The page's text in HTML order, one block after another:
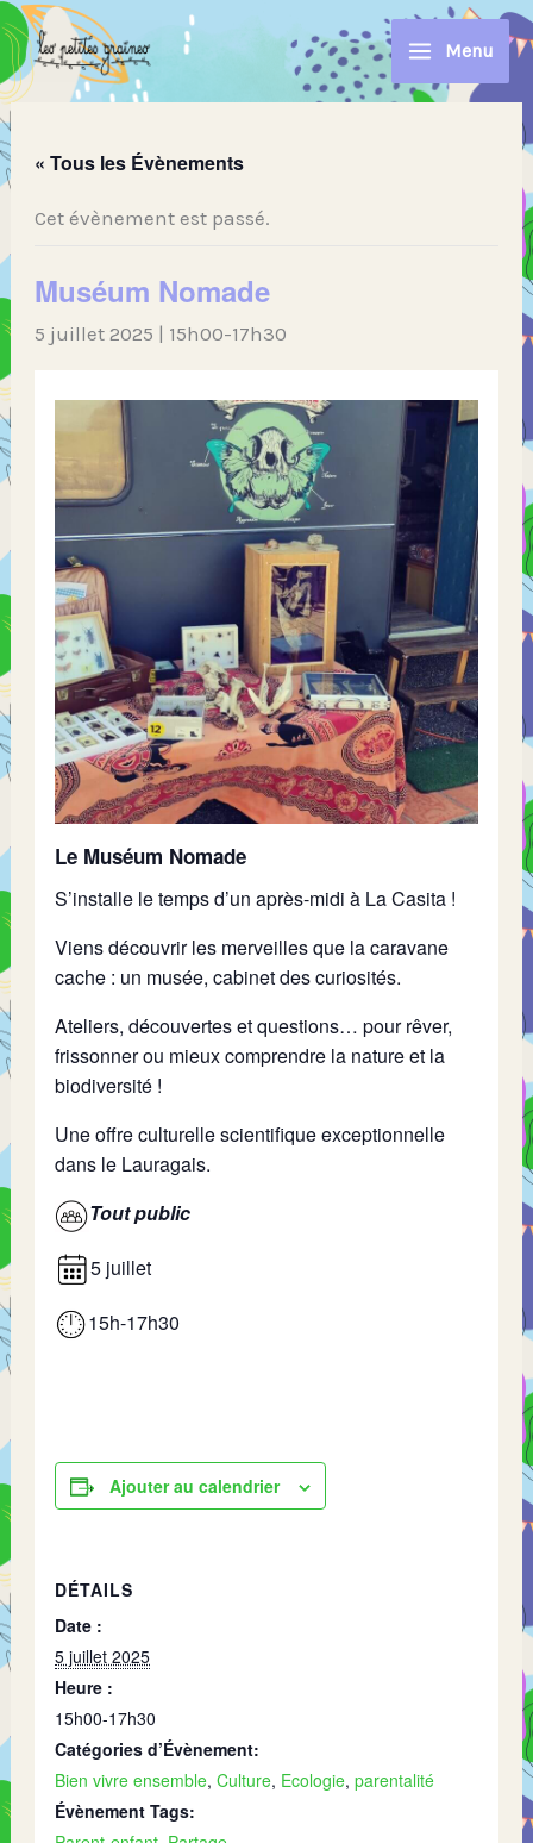
Aller
au
contenu
Menu
« Tous les Évènements
Cet évènement est passé.
Muséum Nomade
5 juillet 2025 | 15h00-17h30
Le Muséum Nomade
S’installe le temps d’un après-midi à La Casita !
Viens découvrir les merveilles que la caravane
cache : un musée, cabinet des curiosités.
Ateliers, découvertes et questions… pour rêver,
frissonner ou mieux comprendre la nature et la
biodiversité !
Une offre culturelle scientifique exceptionnelle
dans le Lauragais.
Tout public
5 juillet
15h-17h30
Ajouter au calendrier
DÉTAILS
Date :
5 juillet 2025
Heure :
15h00-17h30
Catégories d’Évènement:
Bien vivre ensemble,Culture, Ecologie,parentalité
Évènement Tags: